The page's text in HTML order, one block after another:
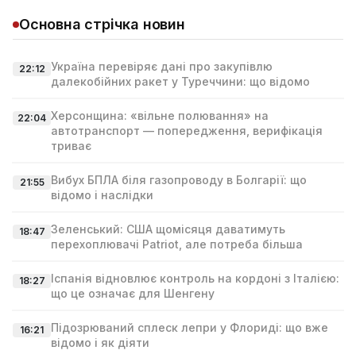
Основна стрічка новин
22:12 Україна перевіряє дані про закупівлю
далекобійних ракет у Туреччини: що відомо
22:04 Херсонщина: «вільне полювання» на
автотранспорт — попередження, верифікація
триває
21:55
Вибух БПЛА біля газопроводу в Болгарії: що
відомо і наслідки
18:47 Зеленський: США щомісяця даватимуть
перехоплювачі Patriot, але потреба більша
18:27 Іспанія відновлює контроль на кордоні з Італією:
що це означає для Шенгену
16:21
Підозрюваний сплеск лепри у Флориді: що вже
відомо і як діяти